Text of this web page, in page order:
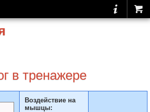
в тренажере
Воздействие на
мышцы: